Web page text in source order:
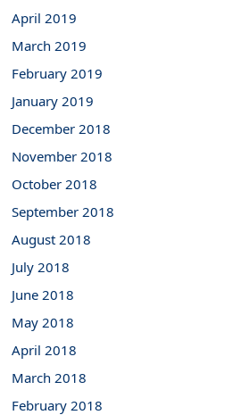
April 2019
March 2019
February 2019
January 2019
December 2018
November 2018
October 2018
September 2018
August 2018
July 2018
June 2018
May 2018
April 2018
March 2018
February 2018